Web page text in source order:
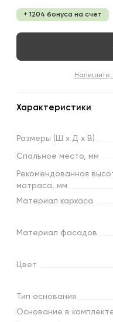
+ 1204 бонуса на счет
Характеристики
Размеры (Ш х Д х В)
Спальное место, мм
Рекомендованная
матраса, мм
Материал каркаса
Материал фасадов
Цвет
Тип основания
Основание в